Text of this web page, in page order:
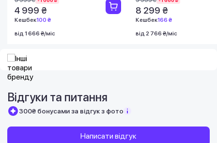
4 999 ₴
Кешбек100 ₴
від 1 666 ₴/міс
8 299 ₴
Кешбек166 ₴
від 2 766 ₴/міс
Відгуки та питання
300₴ бонусами за відгук з фото
Написати відгук